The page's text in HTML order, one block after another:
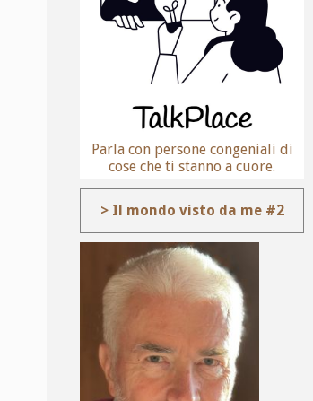
Parla con persone congeniali di
cose che ti stanno a cuore.
> Il mondo visto da me #2